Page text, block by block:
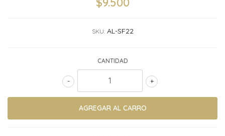
SKU: AL-SF22
CANTIDAD
+
-